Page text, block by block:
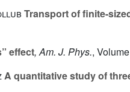
Transport of finite-
effect, Am. J. Phys.,
A quantitative study of